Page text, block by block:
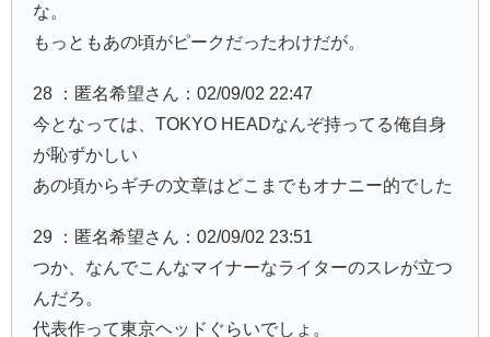
な。
もっともあの頃がピークだったわけだが。
28 ：匿名希望さん：02/09/02 22:47
今となっては、TOKYO HEADなんぞ持ってる俺自身
が恥ずかしい
あの頃からギチの文章はどこまでもオナニー的でした
29 ：匿名希望さん：02/09/02 23:51
つか、なんでこんなマイナーなライターのスレが立つ
んだろ。
代表作って東京ヘッドぐらいでしょ。